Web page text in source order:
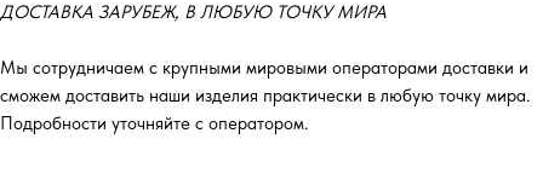
ДОСТАВКА ЗАРУБЕЖ, В ЛЮБУЮ ТОЧКУ МИРА
Мы сотрудничаем с крупными мировыми операторами доставки и
сможем доставить наши изделия практически в любую точку мира.
Подробности уточняйте с оператором.